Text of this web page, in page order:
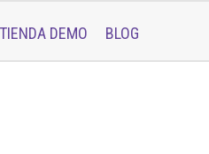
TIENDA DEMO BLOG